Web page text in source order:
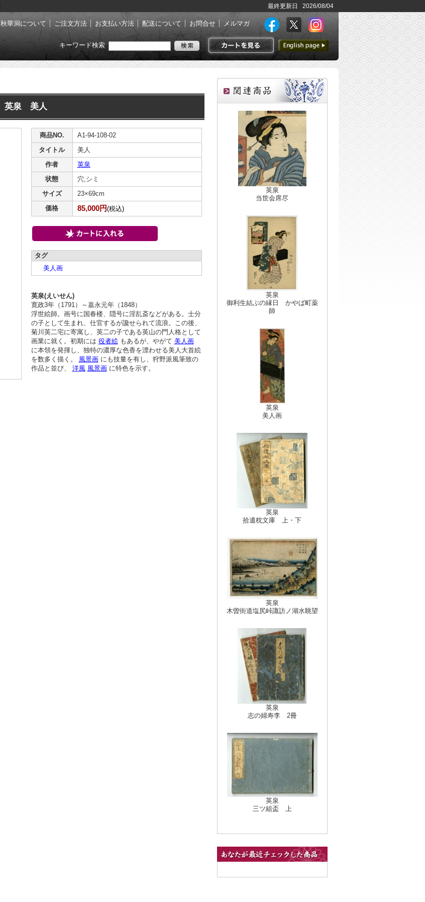
最終更新日 2026/08/04
秋華洞について ご注文方法 お支払い方法 配送について お問合せ メルマガ
カートを見る
英語ページへ
キーワード検索
英泉 美人
商品NO.
A1-94-108-02
タイトル
美人
作者
英泉
状態
穴,シミ
サイズ
23×69cm
価格
85,000円(税込)
タグ
美人画
英泉(えいせん)
寛政3年（1791）～嘉永元年（1848）
浮世絵師。画号に国春楼、隠号に淫乱斎などがある。士分
の子として生まれ、仕官するが讒せられて流浪。この後、
菊川英二宅に寄寓し、英二の子である英山の門人格として
画業に就く。初期には 役者絵もあるが、やがて 美人画
に本領を発揮し、独特の濃厚な色香を漂わせる美人大首絵
を数多く描く。 風景画にも技量を有し、狩野派風筆致の
作品と並び、 洋風 風景画に特色を示す。
英泉
当世会席尽
英泉
御利生結ぶの縁日 かやば町薬
師
英泉
美人画
英泉
拾遺枕文庫 上・下
英泉
木曽街道塩尻峠諏訪ノ湖水眺望
英泉
志の婦寿李 2冊
英泉
三ツ組盃 上